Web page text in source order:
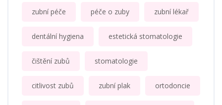
zubní péče péče o zuby zubní lékař
dentální hygiena estetická stomatologie
čištění zubů stomatologie
citlivost zubů zubní plak ortodoncie